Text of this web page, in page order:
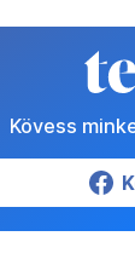
Kövess